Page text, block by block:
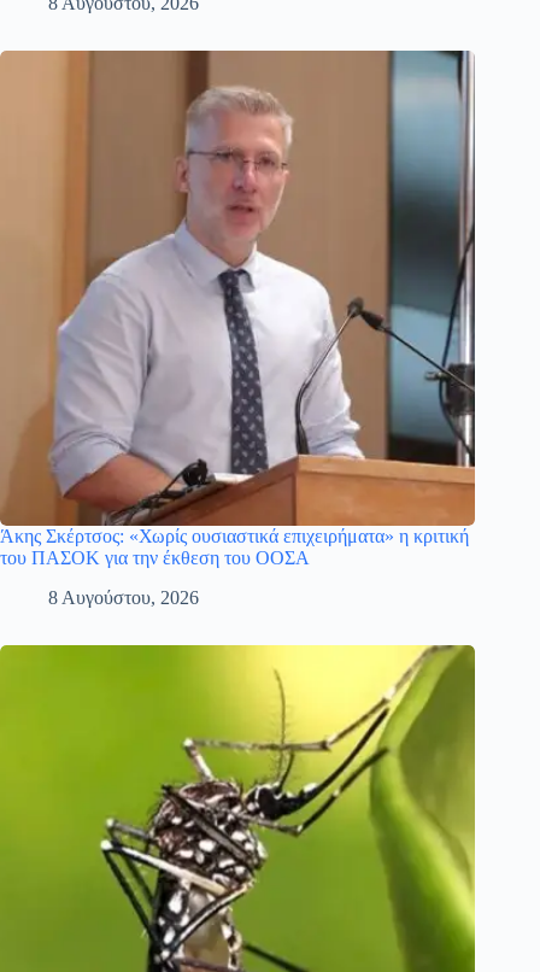
Άκης Σκέρτσος: «Χωρίς ουσιαστικά επιχειρήματα» η κριτική
του ΠΑΣΟΚ για την έκθεση του ΟΟΣΑ
8 Αυγούστου, 2026